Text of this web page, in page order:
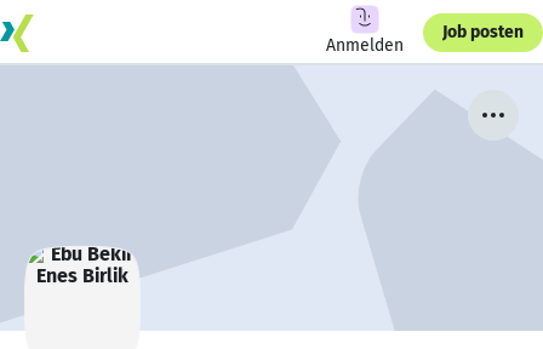
Anmelden
Job posten